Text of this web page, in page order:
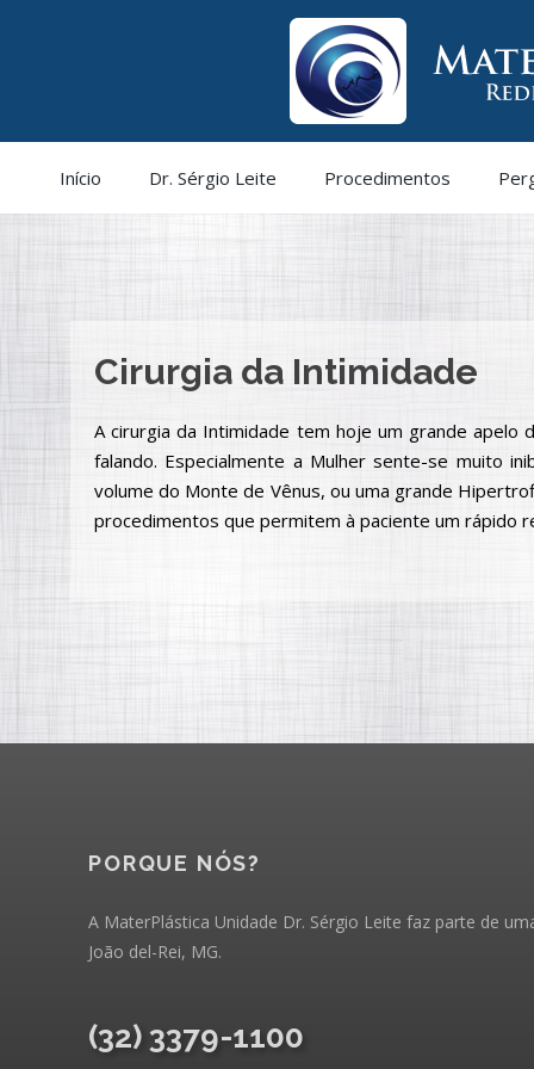
Início Dr. Sérgio Leite Procedimentos
Cirurgia da Intimidade
A cirurgia da Intimidade tem hoje um grande apelo
falando. Especialmente a Mulher sente-se muito
volume do Monte de Vênus, ou uma grande
procedimentos que permitem à paciente um rápido
PORQUE NÓS?
A MaterPlástica Unidade Dr. Sérgio Leite faz parte de
João del-Rei, MG.
(32) 3379-1100